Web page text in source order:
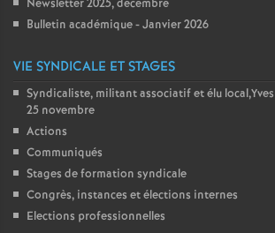
Newsletter 2025, décembre
Bulletin académique - Janvier 2026
VIE SYNDICALE ET STAGES
Syndicaliste, militant associatif et élu
25 novembre
Actions
Communiqués
Stages de formation syndicale
Congrès, instances et élections internes
Elections professionnelles